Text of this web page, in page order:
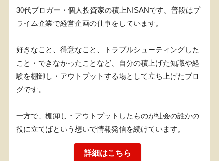
30代ブロガー・個人投資家の積上NISANです。普段はプ
ライム企業で経営企画の仕事をしています。
好きなこと、得意なこと、トラブルシューティングした
こと・できなかったことなど、自分の積上げた知識や経
験を棚卸し・アウトプットする場として立ち上げたブロ
グです。
一方で、棚卸し・アウトプットしたものが社会の誰かの
役に立てばという想いで情報発信を続けています。
詳細はこちら